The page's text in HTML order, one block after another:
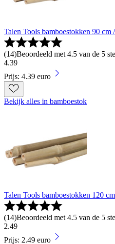
Talen Tools bamboestokken 90
(14)Beoordeeld met 4.5 van de 5
4.39
Prijs: 4.39 euro
Bekijk alles in bamboestok
Talen Tools bamboestokken 120
(14)Beoordeeld met 4.5 van de 5
2.49
Prijs: 2.49 euro